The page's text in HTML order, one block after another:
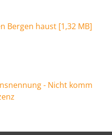
Bergen haust [1,32 MB]
- Nicht komm